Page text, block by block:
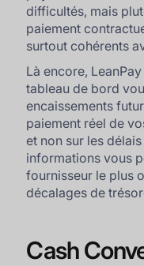
difficultés, mais
paiement
surtout cohérents
Là encore,
tableau de bord
encaissements
paiement réel de
et non sur les
informations vous
fournisseur le plus
décalages de
Cash